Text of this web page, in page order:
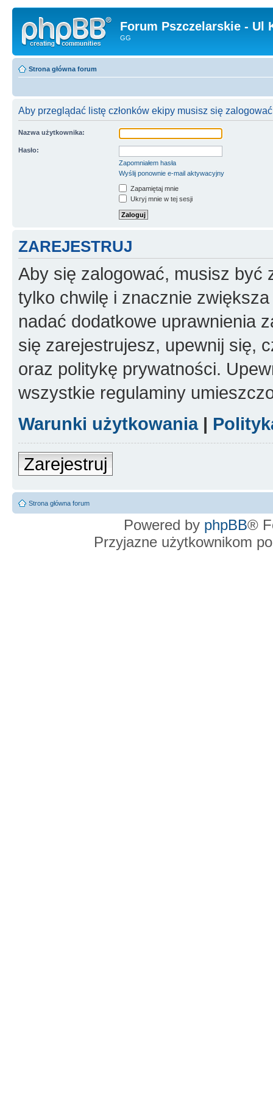
Forum Pszczelarskie - Ul
GG
Strona główna forum
Aby przeglądać listę członków ekipy musisz się
Nazwa użytkownika:
Hasło:
Zapomniałem hasła
Wyślij ponownie e-mail aktywacyjny
Zapamiętaj mnie
Ukryj mnie w tej sesji
ZAREJESTRUJ
Aby się zalogować, musisz być
tylko chwilę i znacznie
nadać dodatkowe uprawnienia
się zarejestrujesz, upewnij się,
oraz politykę prywatności.
wszystkie regulaminy
Warunki użytkowania|
Zarejestruj
Strona główna forum
Powered by phpBB®
Przyjazne użytkownikom